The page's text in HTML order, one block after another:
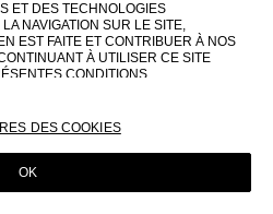
ET DES TECHNOLOGIES
NAVIGATION SUR LE SITE,
EST FAITE ET CONTRIBUER À NOS
À UTILISER CE SITE
CONDITIONS
CES TECHNOLOGIES ET LEUR
DES COOKIES
OK